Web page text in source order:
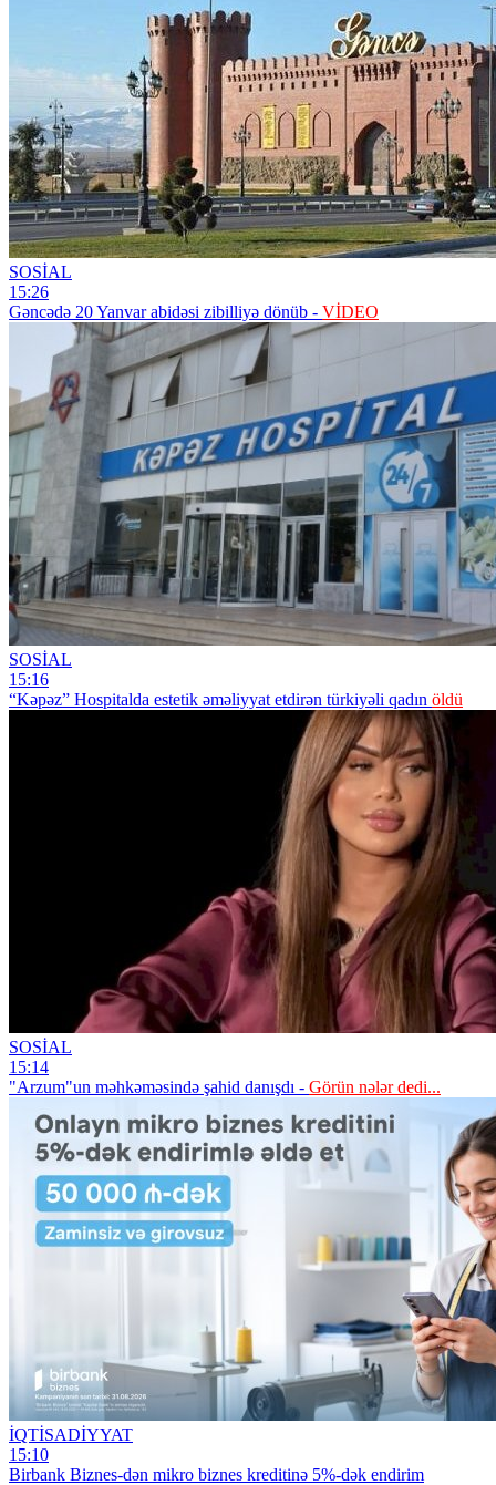
SOSİAL
15:26
Gəncədə 20 Yanvar abidəsi zibilliyə dönüb - VİDEO
SOSİAL
15:16
“Kəpəz” Hospitalda estetik əməliyyat etdirən türkiyəli qadın öldü
SOSİAL
15:14
"Arzum"un məhkəməsində şahid danışdı - Görün nələr dedi...
İQTİSADİYYAT
15:10
Birbank Biznes-dən mikro biznes kreditinə 5%-dək endirim